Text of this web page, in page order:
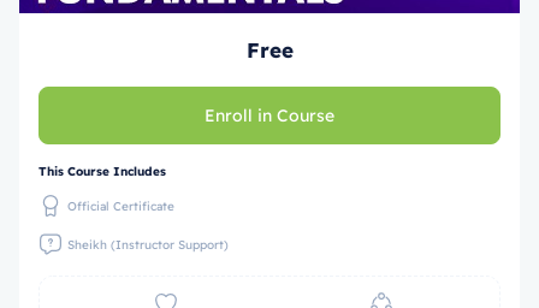
Free
Enroll in Course
This Course Includes
Official Certificate
Sheikh (Instructor Support)